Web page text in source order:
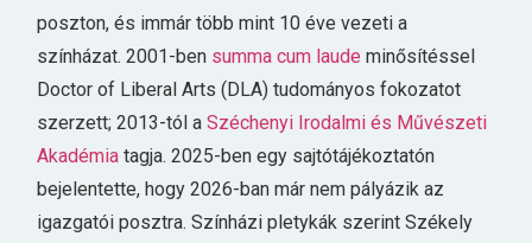
poszton, és immár több mint 10 éve vezeti a
színházat. 2001-ben summa cum laude minősítéssel
Doctor of Liberal Arts (DLA) tudományos fokozatot
szerzett; 2013-tól aSzéchenyi Irodalmi és Művészeti
Akadémia tagja. 2025-ben egy sajtótájékoztatón
bejelentette, hogy 2026-ban már nem pályázik az
igazgatói posztra. Színházi pletykák szerint Székely